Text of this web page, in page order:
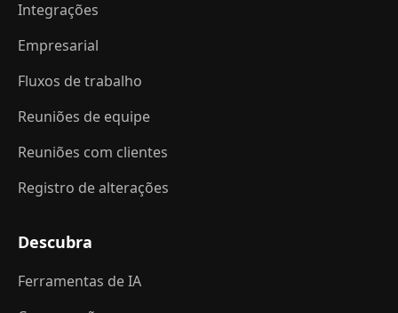
Integrações
Empresarial
Fluxos de trabalho
Reuniões de equipe
Reuniões com clientes
Registro de alterações
Descubra
Ferramentas de IA